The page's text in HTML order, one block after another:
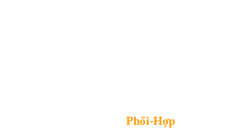
Phối-Hợp